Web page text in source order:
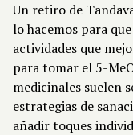
Un retiro de
lo hacemos para
actividades que
para tomar el 5-
medicinales suelen
estrategias de
añadir toques